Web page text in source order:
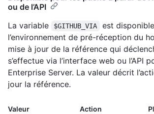
ou de l’API
La variable
$GITHUB_VIA
est
l’environnement de pré-réception du
mise à jour de la référence qui
s’effectue via l’interface web ou l’API
Enterprise Server. La valeur décrit
jour la référence.
Valeur Action